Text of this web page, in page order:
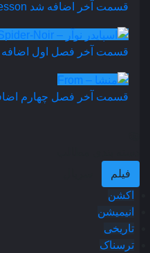
قسمت آخر اضافه شد
قسمت آخر فصل اول
قسمت آخر فصل چهارم
فیلم
اکشن
انیمیشن
تاریخی
ترسناک